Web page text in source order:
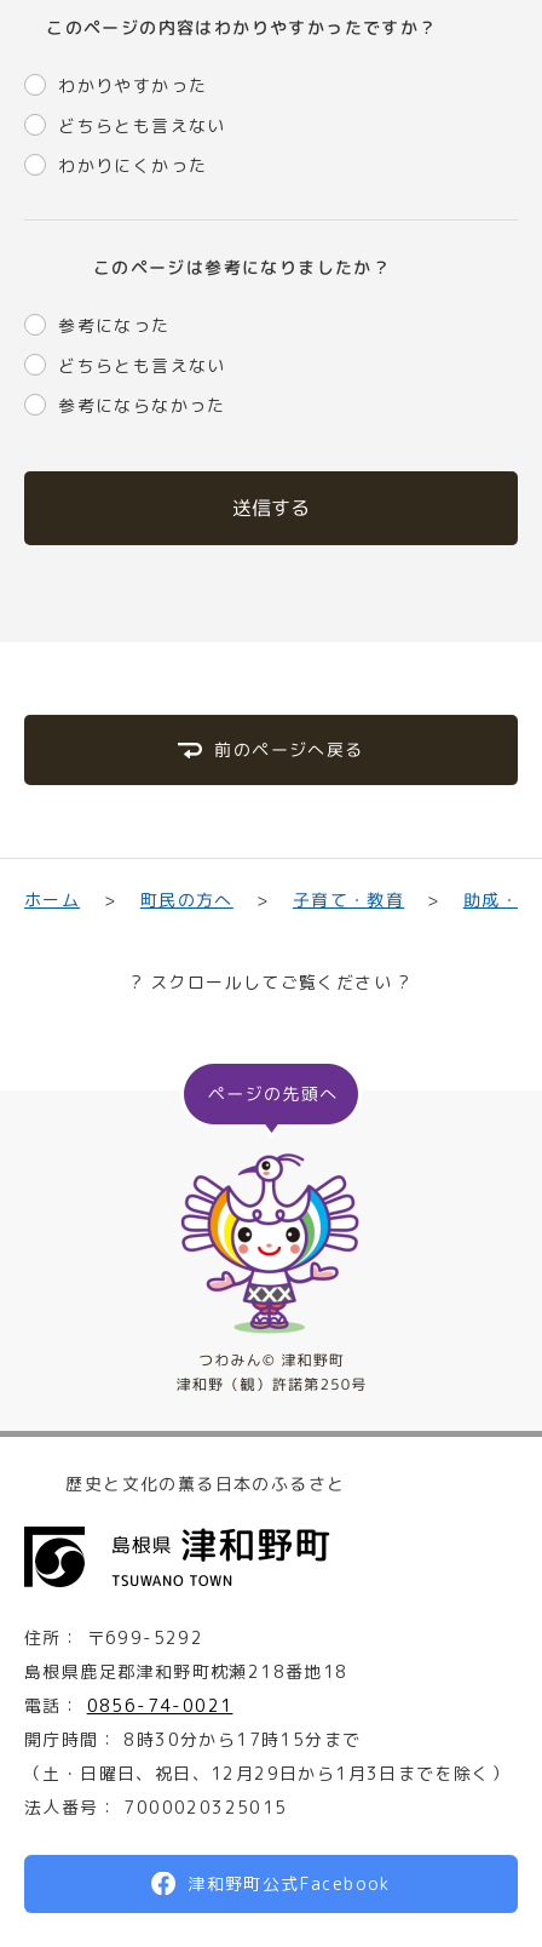
このページの内容はわかりやすかったですか？
わかりやすかった
どちらとも言えない
わかりにくかった
このページは参考になりましたか？
参考になった
どちらとも言えない
参考にならなかった
送信する
前のページへ戻る
ホーム 町民の方へ 子育て・教育 助成・
? スクロールしてご覧ください ?
歴史と文化の薫る日本のふるさと
住所：
〒699-5292
島根県鹿足郡津和野町枕瀬218番地18
電話：
0856-74-0021
開庁時間：
8時30分から17時15分まで
（土・日曜日、祝日、12月29日から1月3日までを除く）
法人番号：
7000020325015
津和野町公式Facebook